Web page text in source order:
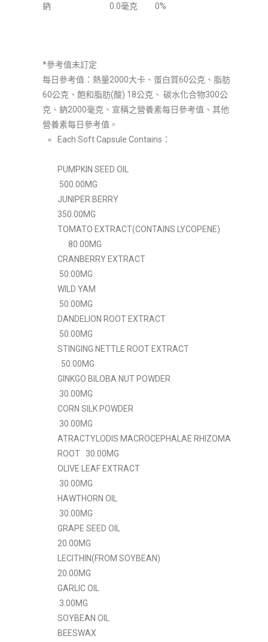
鈉 0.0毫克 0%
*參考值未訂定
每日參考值：熱量2000大卡、蛋白質60公克、脂肪
60公克、飽和脂肪(酸) 18公克、 碳水化合物300公
克、鈉2000毫克、宣稱之營養素每日參考值、其他
營養素每日參考值。
Each Soft Capsule Contains：
PUMPKIN SEED OIL
500.00MG
JUNIPER BERRY
350.00MG
TOMATO EXTRACT(CONTAINS LYCOPENE)
80.00MG
CRANBERRY EXTRACT
50.00MG
WILD YAM
50.00MG
DANDELION ROOT EXTRACT
50.00MG
STINGING NETTLE ROOT EXTRACT
50.00MG
GINKGO BILOBA NUT POWDER
30.00MG
CORN SILK POWDER
30.00MG
ATRACTYLODIS MACROCEPHALAE RHIZOMA
ROOT 30.00MG
OLIVE LEAF EXTRACT
30.00MG
HAWTHORN OIL
30.00MG
GRAPE SEED OIL
20.00MG
LECITHIN(FROM SOYBEAN)
20.00MG
GARLIC OIL
3.00MG
SOYBEAN OIL
BEESWAX